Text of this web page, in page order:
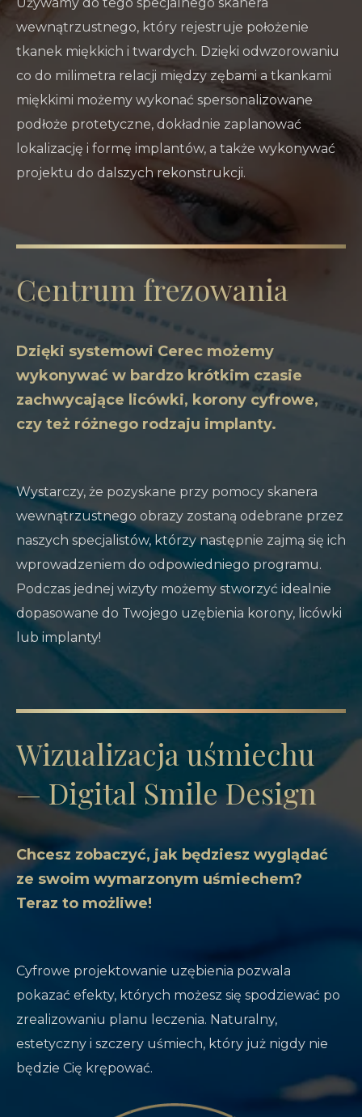
wewnątrzustnego, który rejestruje położenie
tkanek miękkich i twardych. Dzięki odwzorowaniu
co do milimetra relacji między zębami a tkankami
miękkimi możemy wykonać spersonalizowane
podłoże protetyczne, dokładnie zaplanować
lokalizację i formę implantów, a także wykonywać
projektu do dalszych rekonstrukcji.
Centrum frezowania
Dzięki systemowi Cerec możemy
wykonywać w bardzo krótkim czasie
zachwycające licówki, korony cyfrowe,
czy też różnego rodzaju implanty.
Wystarczy, że pozyskane przy pomocy skanera
wewnątrzustnego obrazy zostaną odebrane przez
naszych specjalistów, którzy następnie zajmą się ich
wprowadzeniem do odpowiedniego programu.
Podczas jednej wizyty możemy stworzyć idealnie
dopasowane do Twojego uzębienia korony, licówki
lub implanty!
Wizualizacja uśmiechu
— Digital Smile Design
Chcesz zobaczyć, jak będziesz wyglądać
ze swoim wymarzonym uśmiechem?
Teraz to możliwe!
Cyfrowe projektowanie uzębienia pozwala
pokazać efekty, których możesz się spodziewać po
zrealizowaniu planu leczenia. Naturalny,
estetyczny i szczery uśmiech, który już nigdy nie
będzie Cię krępować.